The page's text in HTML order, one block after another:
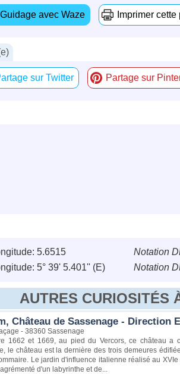
Guidage avec Waze Imprimer cette
sur Twitter Partage sur
5.6515
Notation
5° 39' 5.401'' (E) Notation
AUTRES CURIOSITÉS
Château de Sassenage - Direction
- 38360 Sassenage
1662 et 1669, au pied du Vercors, ce château a
le château est la dernière des trois demeures
Le jardin d'influence italienne réalisé au
d'un labyrinthe et de...